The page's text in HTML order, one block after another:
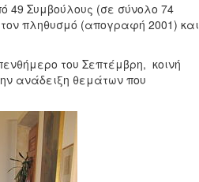
Συμβούλους (σε σύνολο 74
πληθυσμό (απογραφή 2001) και
του Σεπτέμβρη, κοινή
ανάδειξη θεμάτων που